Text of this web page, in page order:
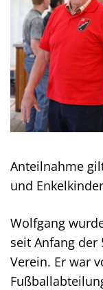
Anteilnahme
und
Wolfgang
seit Anfang der
Verein. Er war